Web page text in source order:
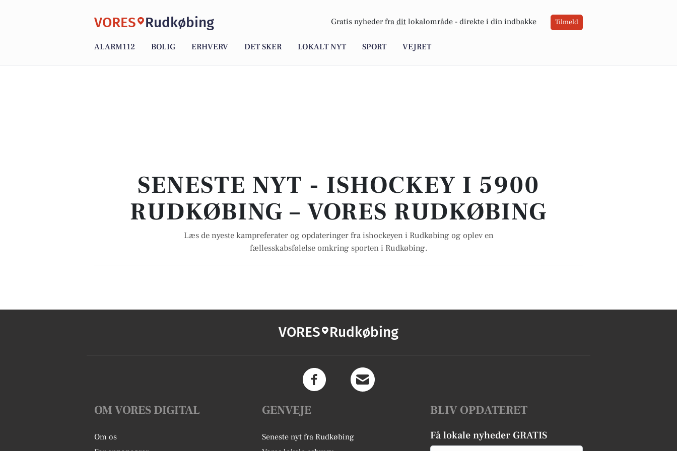
VORES Rudkøbing Gratis nyheder fra dit lokalområde - direkte i din indbakke Tilmeld
ALARM112 BOLIG ERHVERV DET SKER LOKALT NYT SPORT VEJRET
SENESTE NYT - ISHOCKEY I 5900
RUDKØBING – VORES RUDKØBING
Læs de nyeste kampreferater og opdateringer fra ishockeyen i Rudkøbing og oplev en
fællesskabsfølelse omkring sporten i Rudkøbing.
VORES Rudkøbing
OM VORES DIGITAL
Om os
GENVEJE
Seneste nyt fra Rudkøbing
BLIV OPDATERET
Få lokale nyheder GRATIS